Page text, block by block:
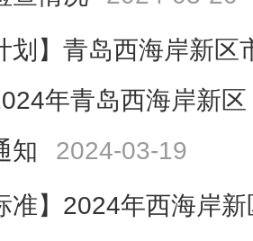
划】青岛西海岸新
年青岛西海岸新
知
2024-03-19
准】2024年西海岸